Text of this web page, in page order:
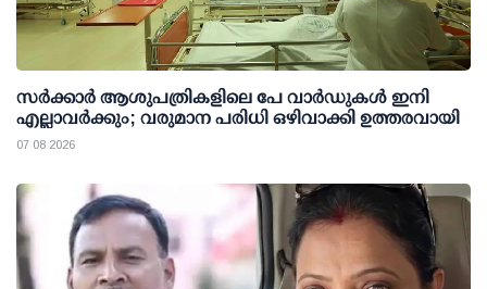
സര്‍ക്കാര്‍ ആശുപത്രികളിലെ പേ വാര്‍ഡുകള്‍ ഇനി
എല്ലാവര്‍ക്കും; വരുമാന പരിധി ഒഴിവാക്കി ഉത്തരവായി
07 08 2026